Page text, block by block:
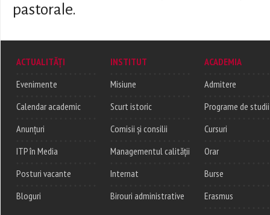
pastorale.
ACTUALITĂȚI
Evenimente
Calendar academic
Anunțuri
ITP în Media
Posturi vacante
Bloguri
INSTITUT
Misiune
Scurt istoric
Comisii și consilii
Managementul calității
Internat
Birouri administrative
ACADEMIA
Admitere
Programe de studii
Cursuri
Orar
Burse
Erasmus